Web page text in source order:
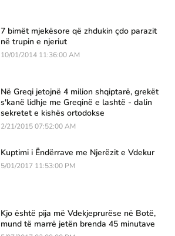
7 bimët mjekësore që zhdukin çdo parazit
në trupin e njeriut
10/01/2014 11:36:00 AM
Në Greqi jetojnë 4 milion shqiptarë, grekët
s'kanë lidhje me Greqinë e lashtë - dalin
sekretet e kishës ortodokse
2/21/2015 07:52:00 AM
Kuptimi i Ëndërrave me Njerëzit e Vdekur
5/01/2017 11:53:00 PM
Kjo është pija më Vdekjeprurëse në Botë,
mund të marrë jetën brenda 45 minutave